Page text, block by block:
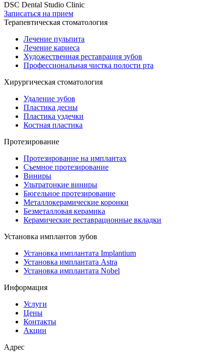
DSC Dental Studio Clinic
Записаться на прием
Терапевтическая стоматология
Лечение пульпита
Лечение кариеса
Художественная реставрация зубов
Профессиональная чистка полости рта
Хирургическая стоматология
Удаление зубов
Пластика десны
Пластика уздечки
Костная пластика
Протезирование
Протезирование на имплантах
Съемное протезирование
Виниры
Ультратонкие виниры
Бюгельное протезирование
Металлокерамические коронки
Безметалловая керамика
Керамические реставрационные вкладки
Установка имплантов зубов
Установка имплантата Implantium
Установка имплантата Astra
Установка имплантата Nobel
Информация
Услуги
Цены
Контакты
Акции
Адрес